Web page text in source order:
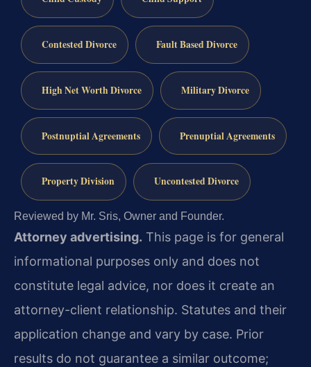
Contested Divorce Fault Based Divorce
High Net Worth Divorce Military Divorce
Postnuptial Agreements Prenuptial Agreements
Property Division Uncontested Divorce
Reviewed by Mr. Sris, Owner and Founder.
Attorney advertising. This page is for general
informational purposes only and does not
constitute legal advice, nor does it create an
attorney-client relationship. Statutes and their
application change and vary by case. Prior
results do not guarantee a similar outcome;